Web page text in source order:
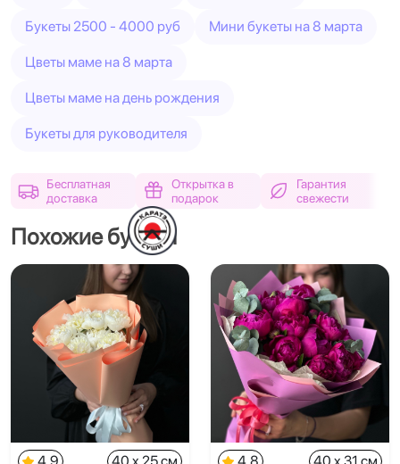
Букеты 2500 - 4000 руб Мини букеты на 8 марта
Цветы маме на 8 марта
Цветы маме на день рождения
Букеты для руководителя
Бесплатная
доставка
Открытка в
подарок
Гарантия
свежести
Похожие букеты